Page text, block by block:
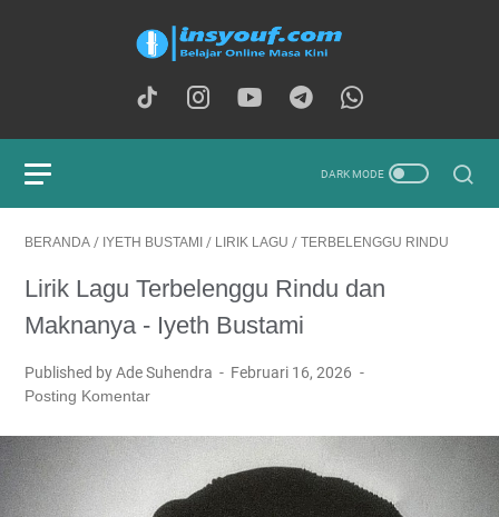
BERANDA / IYETH BUSTAMI / LIRIK LAGU / TERBELENGGU RINDU
Lirik Lagu Terbelenggu Rindu dan
Maknanya - Iyeth Bustami
Published by Ade Suhendra
Februari 16, 2026
Posting Komentar